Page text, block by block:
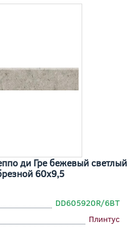
ди Гре бежевый светлый
60x9,5
DD605920R/6BT
Плинтус